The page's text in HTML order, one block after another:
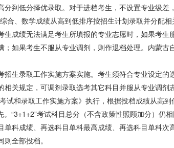
到低分择优录取。对于进档考生，不设置专业级差
合、数学成绩从高到低排序按招生计划录取并分配
成绩无法满足考生所填报的专业志愿时，如果考
如果考生不服从专业调剂，则作退档处理。内蒙古
生录取工作实施方案实施。考生须符合专业设定的
关规定，可调剂录取选考其它科目并服从专业调剂
和录取工作实施方案》执行，根据投档成绩从高
“3+1+2”考试科目总分（不含政策性照顾加分）仍
科成绩、再选科目单科最高成绩、再选科目单科次
全部投档。